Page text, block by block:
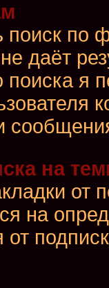
поиск
даёт
поиска я
на
от
на
от